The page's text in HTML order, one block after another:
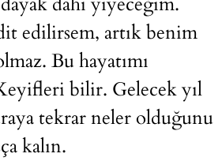
edilirsem, artık benim
Bu hayatımı
bilir. Gelecek yıl
tekrar neler olduğunu
kalın.